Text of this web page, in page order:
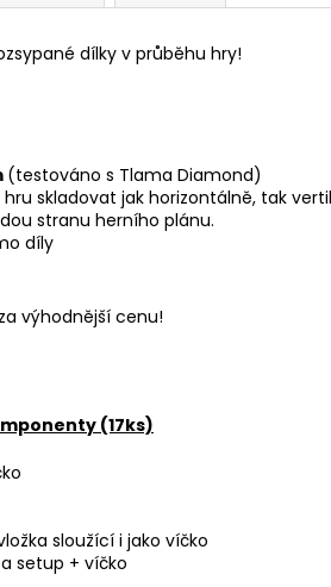
dílky v průběhu hry!
(testováno s Tlama Diamond)
skladovat jak horizontálně, tak
stranu herního plánu.
díly
výhodnější cenu!
(17ks)
sloužící i jako víčko
setup + víčko